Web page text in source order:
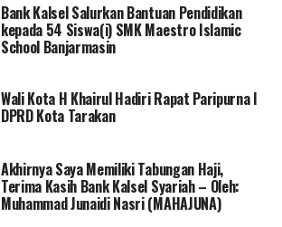
Bank Kalsel Salurkan Bantuan Pendidikan
kepada 54 Siswa(i) SMK Maestro Islamic
School Banjarmasin
Wali Kota H Khairul Hadiri Rapat Paripurna I
DPRD Kota Tarakan
Akhirnya Saya Memiliki Tabungan Haji,
Terima Kasih Bank Kalsel Syariah – Oleh:
Muhammad Junaidi Nasri (MAHAJUNA)